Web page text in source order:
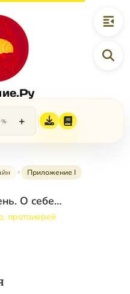
+
Приложение I
О себе…
протоиерей